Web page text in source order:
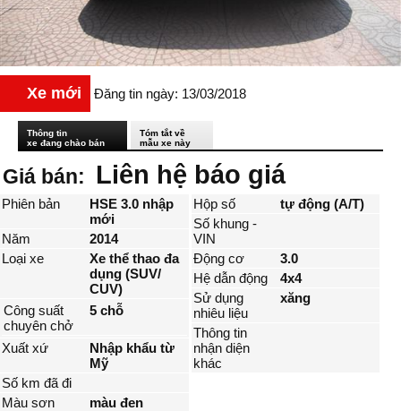
Xe mới Đăng tin ngày: 13/03/2018
Thông tin
xe đang chào bán
Tóm tắt về
mẫu xe này
Giá bán: Liên hệ báo giá
Phiên bản
HSE 3.0 nhập
mới
Năm
2014
Loại xe
Xe thể thao đa
dụng (SUV/
CUV)
Công suất
chuyên chở
5 chỗ
Xuất xứ
Nhập khẩu từ
Mỹ
Số km đã đi
Màu sơn
màu đen
Hộp số
tự động (A/T)
Số khung -
VIN
Động cơ
3.0
Hệ dẫn động
4x4
Sử dụng
nhiêu liệu
xăng
Thông tin
nhận diện
khác